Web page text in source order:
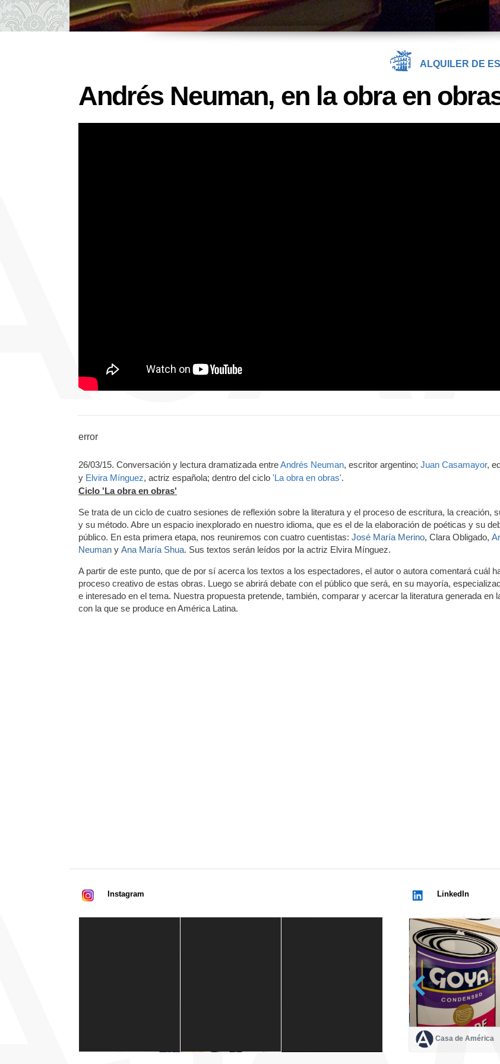
ALQUILER DE
Andrés Neuman, en la obra en
error
26/03/15. Conversación y lectura dramatizada entreAndrés Neuman, escritor argentino; Juan Casamayor,
y Elvira Mínguez, actriz española; dentro del ciclo 'La obra en obras'.
Ciclo 'La obra en obras'
Se trata de un ciclo de cuatro sesiones de reflexión sobre la literatura y el proceso de escritura, la creación,
y su método. Abre un espacio inexplorado en nuestro idioma, que es el de la elaboración de poéticas y su
público. En esta primera etapa, nos reuniremos con cuatro cuentistas: José María Merino, Clara Obligado,
Neuman y Ana María Shua. Sus textos serán leídos por la actriz Elvira Mínguez.
A partir de este punto, que de por sí acerca los textos a los espectadores, el autor o autora comentará cuál
proceso creativo de estas obras. Luego se abrirá debate con el público que será, en su mayoría,
e interesado en el tema. Nuestra propuesta pretende, también, comparar y acercar la literatura generada en
con la que se produce en América Latina.
Instagram LinkedIn
Casa de América